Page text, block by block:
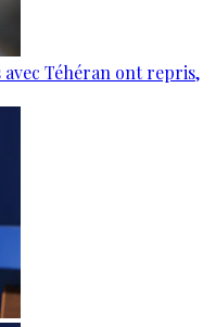
avec Téhéran ont repris,